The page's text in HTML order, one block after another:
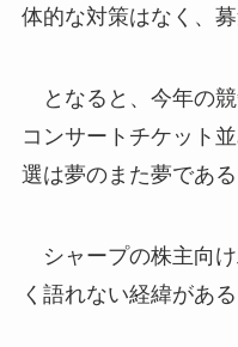
体的な対策はなく、
となると、今年の
コンサートチケット
選は夢のまた夢である
シャープの株主向
く語れない経緯がある